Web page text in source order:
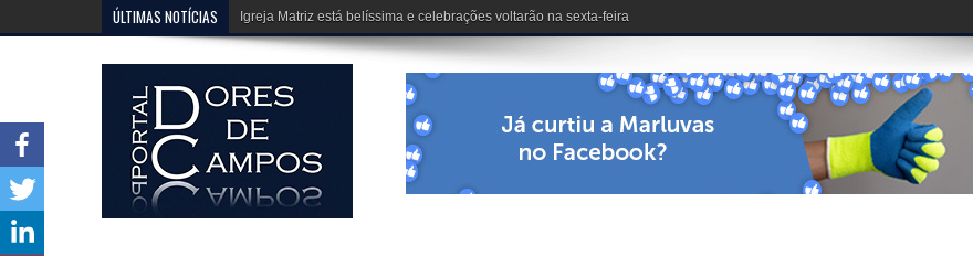
ÚLTIMAS NOTÍCIAS Erivélton e HJ, fazem um trabalho extraordinário no Clube dos 50